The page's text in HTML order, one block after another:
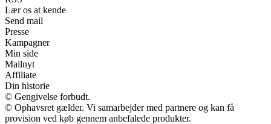
Lær os at kende
Send mail
Presse
Kampagner
Min side
Mailnyt
Affiliate
Din historie
© Gengivelse forbudt.
© Ophavsret gælder. Vi samarbejder med partnere og kan få
provision ved køb gennem anbefalede produkter.